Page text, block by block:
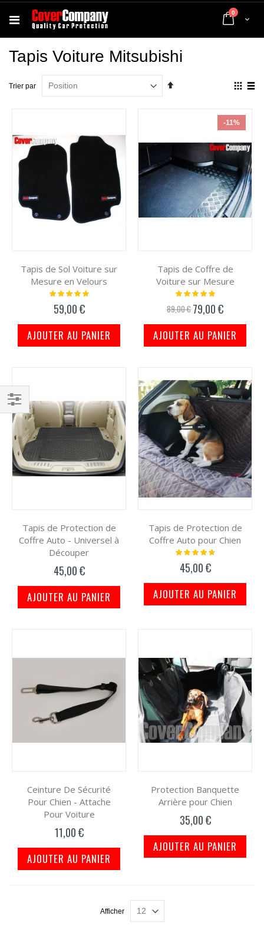
Cart
0 articles
Tapis Voiture Mitsubishi
Trier par
Par
Tapis de Sol Voiture sur
Mesure en Velours
Notation:
59,00 €
AJOUTER AU PANIER
-11%
Tapis de Coffre de
Voiture sur Mesure
Notation:
89,00 € Prix
spécial
79,00 €
AJOUTER AU PANIER
Tapis de Protection de
Coffre Auto - Universel à
Découper
45,00 €
AJOUTER AU PANIER
Tapis de Protection de
Coffre Auto pour Chien
Notation:
45,00 €
AJOUTER AU PANIER
Ceinture De Sécurité
Pour Chien - Attache
Pour Voiture
11,00 €
AJOUTER AU PANIER
Protection Banquette
Arrière pour Chien
35,00 €
AJOUTER AU PANIER
Afficher
Filtrer